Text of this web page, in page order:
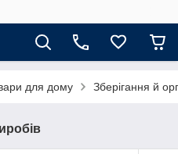
для дому Зберігання й